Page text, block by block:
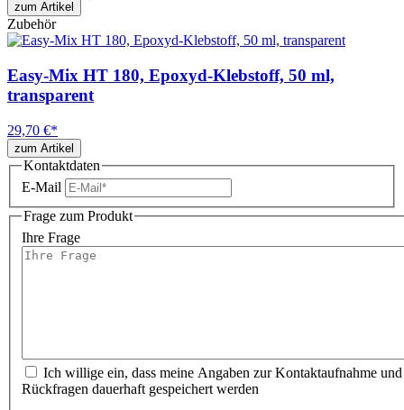
zum Artikel
Zubehör
Easy-Mix HT 180, Epoxyd-Klebstoff, 50 ml,
transparent
29,70 €*
zum Artikel
Kontaktdaten
E-Mail
Frage zum Produkt
Ihre Frage
Ich willige ein, dass meine Angaben zur Kontaktaufnahme
Rückfragen dauerhaft gespeichert werden